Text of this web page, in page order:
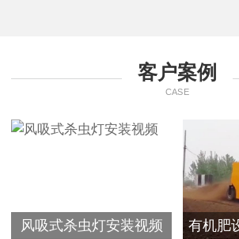
客户案例
CASE
风吸式杀虫灯安装视频